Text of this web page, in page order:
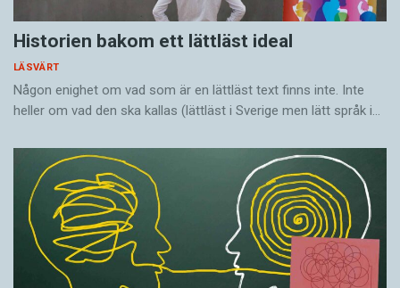
Historien bakom ett lättläst ideal
LÄSVÄRT
Någon enighet om vad som är en lättläst text finns inte. Inte
heller om vad den ska kallas (lättläst i Sverige men lätt språk i…